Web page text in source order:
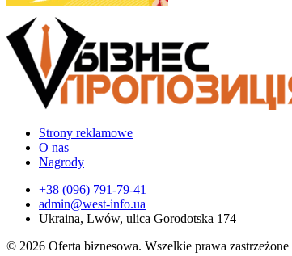
Strony reklamowe
O nas
Nagrody
+38 (096) 791-79-41
admin@west-info.ua
Ukraina, Lwów, ulica Gorodotska 174
© 2026 Oferta biznesowa. Wszelkie prawa zastrzeżone